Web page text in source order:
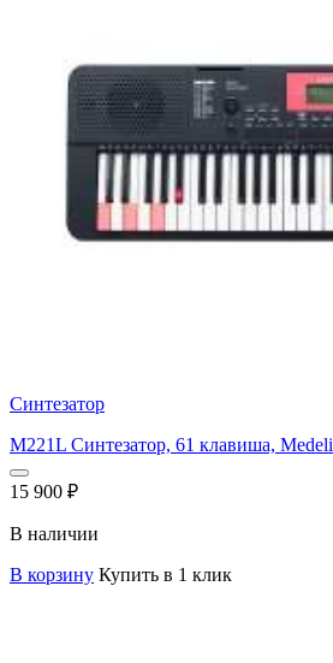
Синтезатор
M221L Синтезатор, 61 клавиша, Medeli
15 900 ₽
В наличии
В корзину Купить в 1 клик